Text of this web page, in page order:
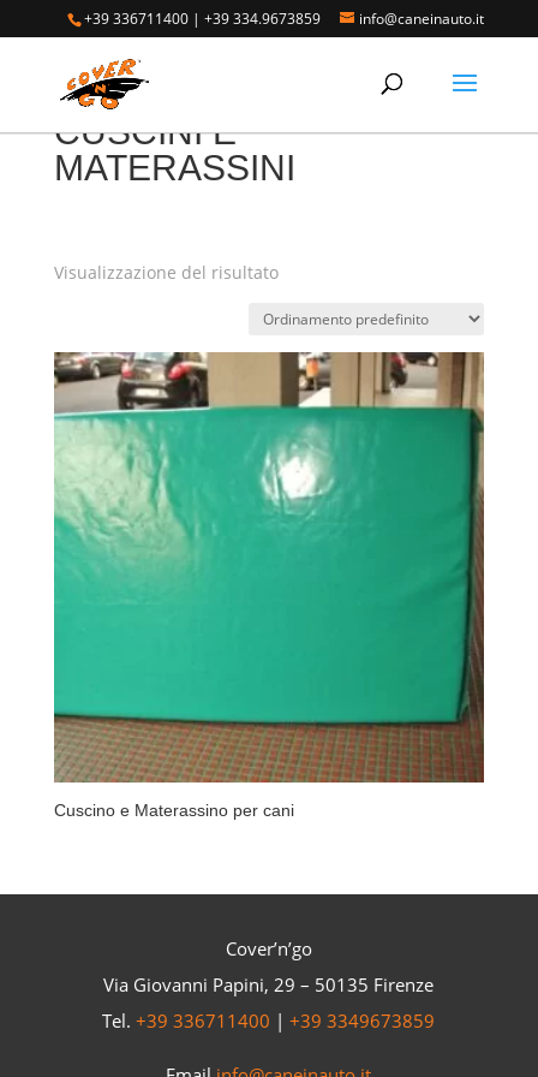
+39 336711400 |+39 334.9673859 info@caneinauto.it
Home/ CUSCINI E MATERASSINI
CUSCINI E
MATERASSINI
Visualizzazione del risultato
Cuscino e Materassino per cani
Cover’n’go
Via Giovanni Papini, 29 – 50135 Firenze
Tel.+39 336711400 |+39 3349673859